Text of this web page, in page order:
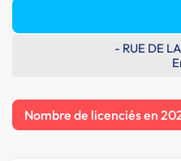
- RUE DE
Nombre de licenciés en